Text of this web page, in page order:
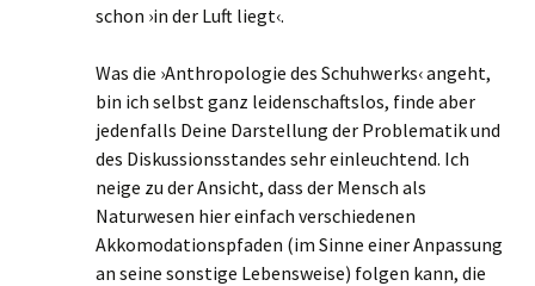
schon ›in der Luft liegt‹.
Was die ›Anthropologie des Schuhwerks‹ angeht,
bin ich selbst ganz leidenschaftslos, finde aber
jedenfalls Deine Darstellung der Problematik und
des Diskussionsstandes sehr einleuchtend. Ich
neige zu der Ansicht, dass der Mensch als
Naturwesen hier einfach verschiedenen
Akkomodationspfaden (im Sinne einer Anpassung
an seine sonstige Lebensweise) folgen kann, die